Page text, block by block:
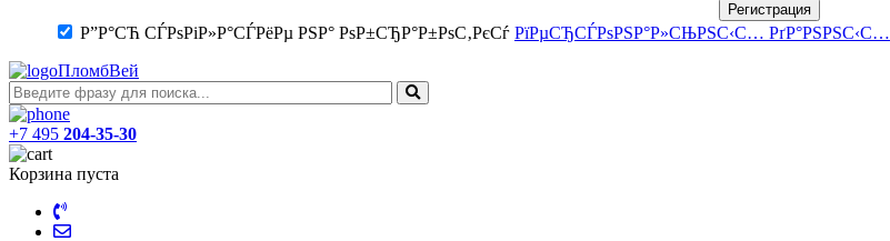
Регистрация
Р”Р°СЋ СЃРѕРіР»Р°СЃРёРµ РЅР° РѕР±СЂР°Р±РѕС‚РєСѓ РїРµСЂСЃРѕРЅР°Р»СЊРЅС‹С… РґР°РЅРЅС‹С…
ПломбВей
+7 495 204-35-30
Корзина пуста